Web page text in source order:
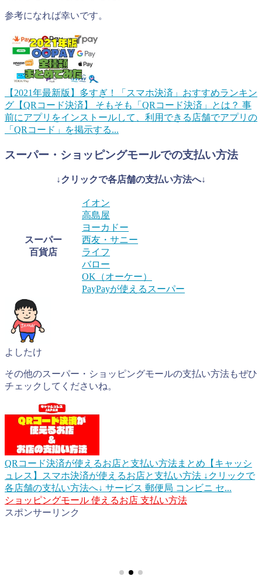
参考になれば幸いです。
【2021年最新版】多すぎ！「スマホ決済」おすすめランキン
グ【QRコード決済】
そもそも「QRコード決済」とは？ 事
前にアプリをインストールして、利用できる店舗でアプリの
「QRコード」を掲示する...
スーパー・ショッピングモールでの支払い方法
↓クリックで各店舗の支払い方法へ↓
スーパー
百貨店
イオン
高島屋
ヨーカドー
西友・サニー
ライフ
バロー
OK（オーケー）
PayPayが使えるスーパー
よしたけ
その他のスーパー・ショッピングモールの支払い方法もぜひ
チェックしてくださいね。
QRコード決済が使えるお店と支払い方法まとめ【キャッシ
ュレス】
スマホ決済が使えるお店と支払い方法 ↓クリックで
各店舗の支払い方法へ↓ サービス 郵便局 コンビニ セ...
ショッピングモール 使えるお店 支払い方法
スポンサーリンク